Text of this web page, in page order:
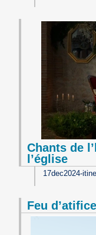
Chants de
l’église
17dec2024-
Feu